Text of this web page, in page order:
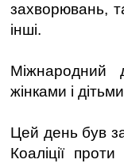
захворювань,
інші.
Міжнародний
жінками і дітьми
Цей день був
Коаліції